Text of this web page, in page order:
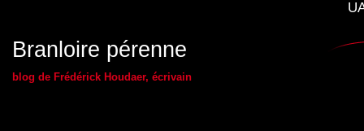
Branloire pérenne
blog de Frédérick Houdaer, écrivain